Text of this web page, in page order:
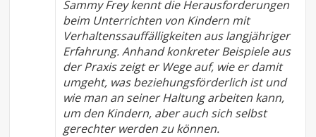
Sammy Frey kennt die Herausforderungen
beim Unterrichten von Kindern mit
Verhaltenssauffälligkeiten aus langjähriger
Erfahrung. Anhand konkreter Beispiele aus
der Praxis zeigt er Wege auf, wie er damit
umgeht, was beziehungsförderlich ist und
wie man an seiner Haltung arbeiten kann,
um den Kindern, aber auch sich selbst
gerechter werden zu können.